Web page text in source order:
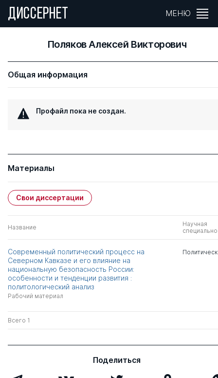
ДИССЕРНЕТ МЕНЮ
Поляков Алексей Викторович
Общая информация
Профайл пока не создан.
Материалы
Свои диссертации
Название
Научная
Современный политический процесс на
Северном Кавказе и его влияние на
национальную безопасность России:
особенности и тенденции развития :
политологический анализ
Рабочий материал
Всего 1
Поделиться